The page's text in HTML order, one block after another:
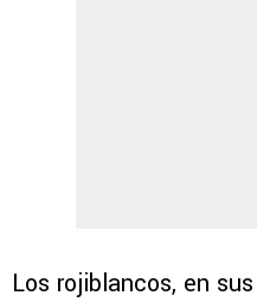
Los rojiblancos, en